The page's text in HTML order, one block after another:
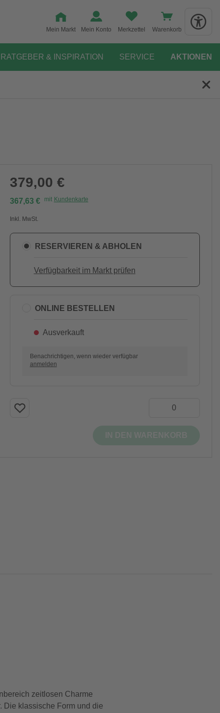
Mein Markt Mein Konto Merkzettel Warenkorb
RATGEBER & INSPIRATION SERVICE AKTIONEN
379,00 €
367,63 € mit Kundenkarte
Inkl. MwSt.
RESERVIEREN & ABHOLEN
Verfügbarkeit im Markt prüfen
ONLINE BESTELLEN
Ausverkauft
Benachrichtigen, wenn wieder verfügbar
anmelden
zeitlosen Charme
Die klassische Form und die